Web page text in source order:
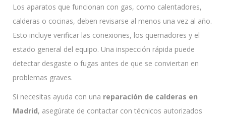
Los aparatos que funcionan con gas, como calentadores,
calderas o cocinas, deben revisarse al menos una vez al año.
Esto incluye verificar las conexiones, los quemadores y el
estado general del equipo. Una inspección rápida puede
detectar desgaste o fugas antes de que se conviertan en
problemas graves.
Si necesitas ayuda con una reparación de calderas en
Madrid, asegúrate de contactar con técnicos autorizados